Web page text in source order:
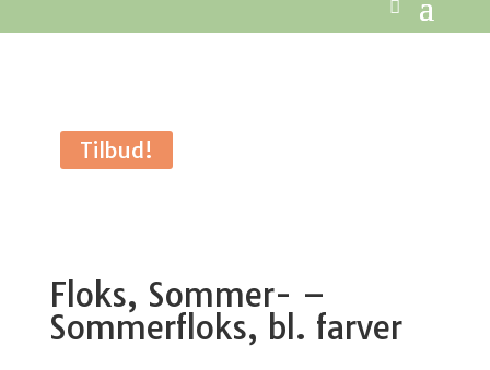
Tilbud!
Floks, Sommer- –
Sommerfloks, bl. farver